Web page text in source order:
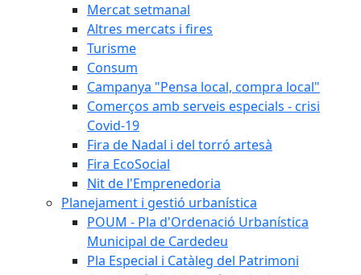
Mercat setmanal
Altres mercats i fires
Turisme
Consum
Campanya "Pensa local, compra local"
Comerços amb serveis especials - crisi
Covid-19
Fira de Nadal i del torró artesà
Fira EcoSocial
Nit de l'Emprenedoria
Planejament i gestió urbanística
POUM - Pla d'Ordenació Urbanística
Municipal de Cardedeu
Pla Especial i Catàleg del Patrimoni